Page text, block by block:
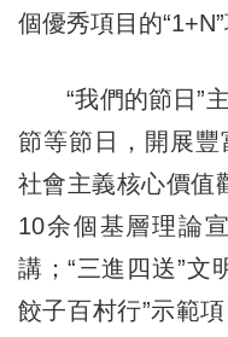
個優秀項目的“1+N”
“我們的節日”主
節等節日，開展
社會主義核心價值
10余個基層理論
講；“三進四送”文
餃子百村行”示範